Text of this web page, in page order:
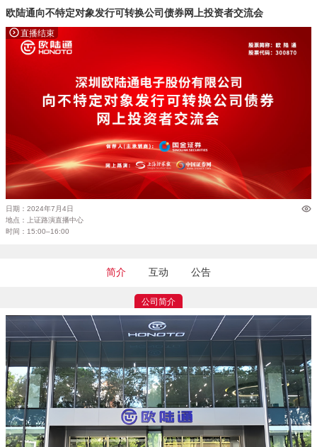
欧陆通向不特定对象发行可转换公司债券网上投资者交流会
直播结束
日期：2024年7月4日
地点：上证路演直播中心
时间：15:00–16:00
简介 互动 公告
公司简介